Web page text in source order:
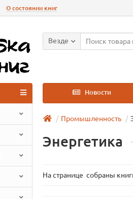
О состоянии книг
Везде
Новости
Промышленность
Энергетика
На странице собраны